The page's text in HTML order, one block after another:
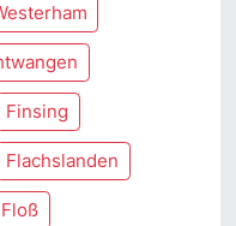
Finsing
Flachslanden
Floß